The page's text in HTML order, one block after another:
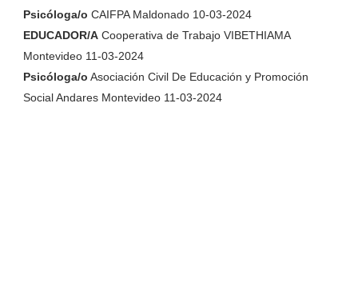
Psicóloga/o CAIFPA Maldonado 10-03-2024
EDUCADOR/ACooperativa de Trabajo VIBETHIAMA
Montevideo 11-03-2024
Psicóloga/o Asociación Civil De Educación y Promoción
Social Andares Montevideo 11-03-2024